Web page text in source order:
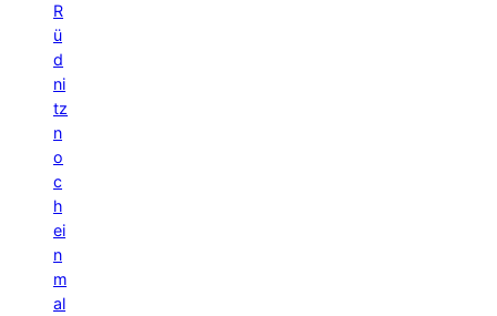
R
ü
d
ni
tz
n
o
c
h
ei
n
m
al